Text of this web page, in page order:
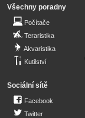
Všechny poradny
Počítače
Teraristika
Akvaristika
Kutilství
Sociální sítě
Facebook
Twitter